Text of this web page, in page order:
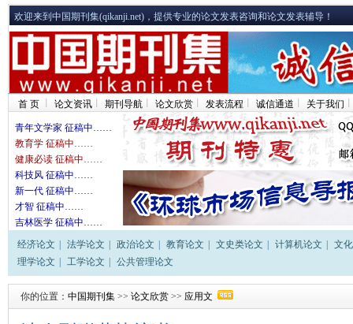
欢迎来到中国期刊集(qikanji.net)，提供专业的论文发表咨询和论文发表辅导！
首 页 论文资讯 期刊导航 论文欣赏 发表流程 诚信通道 关于我们
青年文学家 征稿中……
教育学 征稿中……
健康必读 征稿中……
科技风 征稿中……
新一代 征稿中……
才智 征稿中……
吉林医学 征稿中……
经济论文
法学论文 政治论文 教育论文 文史类论文 计算机论文
文
理学论文
工学论文 公共管理论文
你的位置： 中国期刊集 >> 论文欣赏 >> 应用文